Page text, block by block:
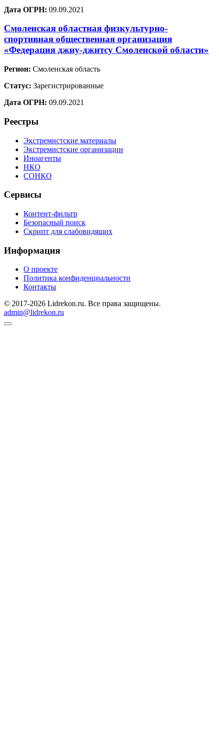
Дата ОГРН: 09.09.2021
Смоленская областная физкультурно-
спортивная общественная организация
«Федерация джиу-джитсу Смоленской области»
Регион: Смоленская область
Статус: Зарегистрированные
Дата ОГРН: 09.09.2021
Реестры
Экстремистские материалы
Экстремистские организации
Иноагенты
НКО
СОНКО
Сервисы
Контент-фильтр
Безопасный поиск
Скрипт для слабовидящих
Информация
О проекте
Политика конфиденциальности
Контакты
© 2017-2026 Lidrekon.ru. Все права защищены.
admin@lidrekon.ru